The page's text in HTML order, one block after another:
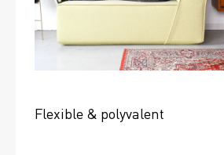
Flexible & polyvalent